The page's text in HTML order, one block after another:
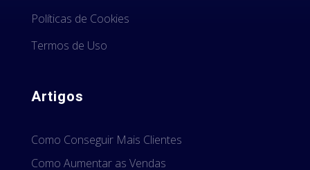
Políticas de Cookies
Termos de Uso
Artigos
Como Conseguir Mais Clientes
Como Aumentar as Vendas